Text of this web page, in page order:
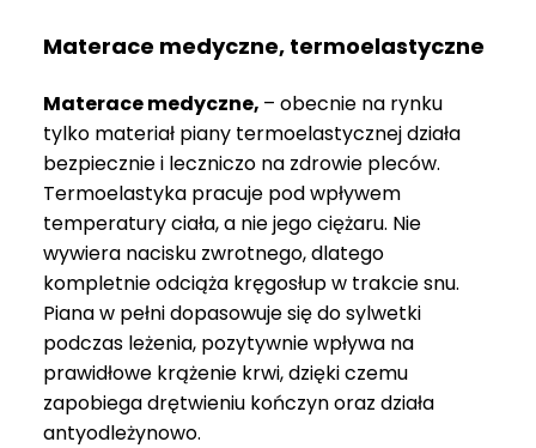
Materace medyczne, termoelastyczne
Materace medyczne, – obecnie na rynku
tylko materiał piany termoelastycznej działa
bezpiecznie i leczniczo na zdrowie pleców.
Termoelastyka pracuje pod wpływem
temperatury ciała, a nie jego ciężaru. Nie
wywiera nacisku zwrotnego, dlatego
kompletnie odciąża kręgosłup w trakcie snu.
Piana w pełni dopasowuje się do sylwetki
podczas leżenia, pozytywnie wpływa na
prawidłowe krążenie krwi, dzięki czemu
zapobiega drętwieniu kończyn oraz działa
antyodleżynowo.